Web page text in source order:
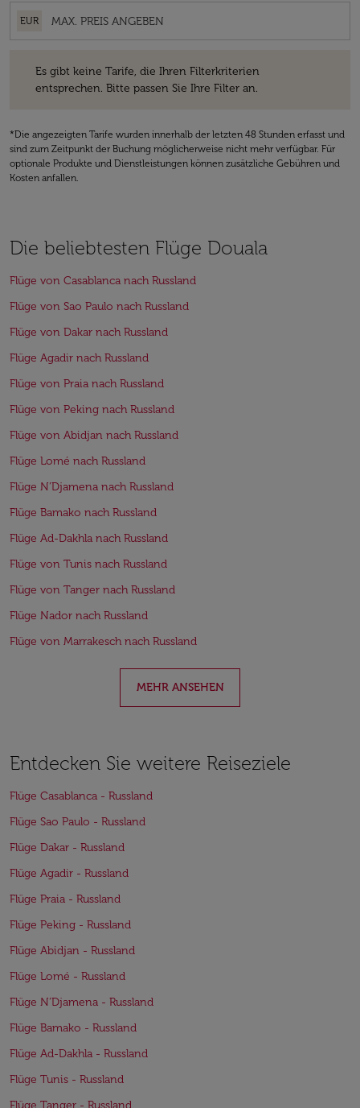
EUR
Es gibt keine Tarife, die Ihren Filterkriterien
entsprechen. Bitte passen Sie Ihre Filter an.
*Die angezeigten Tarife wurden innerhalb der letzten 48 Stunden erfasst und
sind zum Zeitpunkt der Buchung möglicherweise nicht mehr verfügbar. Für
optionale Produkte und Dienstleistungen können zusätzliche Gebühren und
Kosten anfallen.
Die beliebtesten Flüge Douala
Flüge von Casablanca nach Russland
Flüge von Sao Paulo nach Russland
Flüge von Dakar nach Russland
Flüge Agadir nach Russland
Flüge von Praia nach Russland
Flüge von Peking nach Russland
Flüge von Abidjan nach Russland
Flüge Lomé nach Russland
Flüge N’Djamena nach Russland
Flüge Bamako nach Russland
Flüge Ad-Dakhla nach Russland
Flüge von Tunis nach Russland
Flüge von Tanger nach Russland
Flüge Nador nach Russland
Flüge von Marrakesch nach Russland
MEHR ANSEHEN
Entdecken Sie weitere Reiseziele
Flüge Casablanca - Russland
Flüge Sao Paulo - Russland
Flüge Dakar - Russland
Flüge Agadir - Russland
Flüge Praia - Russland
Flüge Peking - Russland
Flüge Abidjan - Russland
Flüge Lomé - Russland
Flüge N’Djamena - Russland
Flüge Bamako - Russland
Flüge Ad-Dakhla - Russland
Flüge Tunis - Russland
Flüge Tanger - Russland